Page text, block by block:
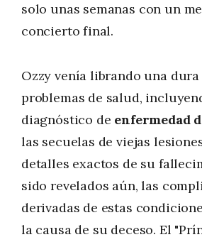
solo unas semanas con un
concierto final.
Ozzy venía librando una
problemas de salud,
diagnóstico de enfermedad
las secuelas de viejas
detalles exactos de su
sido revelados aún, las
derivadas de estas
la causa de su deceso. El